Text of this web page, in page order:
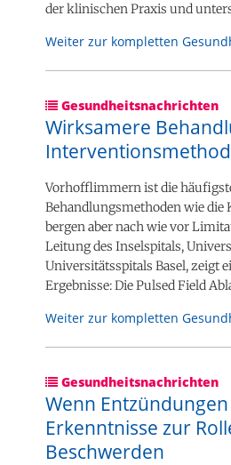
der klinischen Praxis und
Weiter zur kompletten
Gesundheitsnachrichten
Wirksamere
Vorhofflimmern ist die
Behandlungsmethoden wie
bergen aber nach wie vor
Leitung des Inselspitals,
Universitätsspitals Basel, zeigt
Ergebnisse: Die Pulsed Field
Weiter zur kompletten
Gesundheitsnachrichten
Wenn
Erkenntnisse zur
Beschwerden